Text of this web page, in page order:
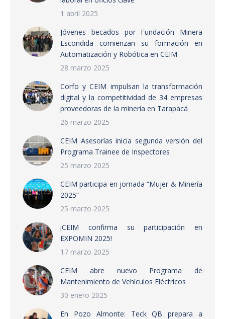
1 abril 2025
Jóvenes becados por Fundación Minera
Escondida comienzan su formación en
Automatización y Robótica en CEIM
28 marzo 2025
Corfo y CEIM impulsan la transformación
digital y la competitividad de 34 empresas
proveedoras de la minería en Tarapacá
26 marzo 2025
CEIM Asesorías inicia segunda versión del
Programa Trainee de Inspectores
25 marzo 2025
CEIM participa en jornada “Mujer & Minería
2025”
25 marzo 2025
¡CEIM confirma su participación en
EXPOMIN 2025!
17 marzo 2025
CEIM abre nuevo Programa de
Mantenimiento de Vehículos Eléctricos
30 enero 2025
En Pozo Almonte: Teck QB prepara a